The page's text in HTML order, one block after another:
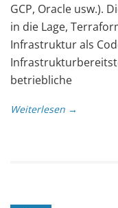
GCP, Oracle usw.).
in die Lage,
Infrastruktur als
betriebliche
Weiterlesen →